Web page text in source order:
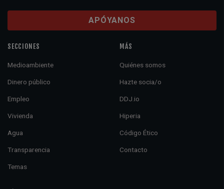
APÓYANOS
SECCIONES
Medioambiente
Dinero público
Empleo
Vivienda
Agua
Transparencia
Temas
MÁS
Quiénes somos
Hazte socia/o
DDJ.io
Hiperia
Código Ético
Contacto